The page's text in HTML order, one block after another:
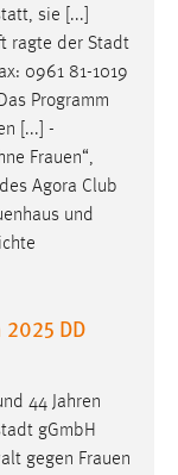
sie [...]
ragte der Stadt
0961 81-1019
Programm
[...] -
Frauen“,
Agora Club
und
DD
44 Jahren
gGmbH
gegen Frauen